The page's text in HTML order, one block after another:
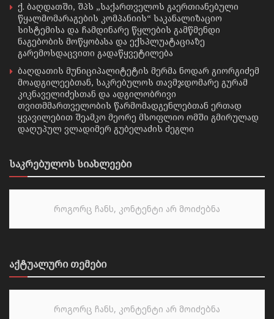
ქ. ბაღდათში, შპს „საქართველოს გაერთიანებული
წყალმომარაგების კომპანიის“ საკანალიზაციო
სისტემისა და ჩამდინარე წყლების გამწმენდი
ნაგებობის მოწყობასა და ექსპლუატაციაზე
გარემოსდაცვითი გადაწყვეტილება
ბაღდათის მუნიციპალიტეტის მერმა ნოდარ გიორგიძემ
მოადგილეებთან, საკრებულოს თავმჯდომარე გურამ
კიკნაველიძესთან და ადგილობრივი
თვითმმართველობის წარმომადგენლებთან ერთად
ყვავილებით შეამკო მეორე მსოფლიო ომში გმირულად
დაღუპულ ვლადიმერ გუბელაძის ძეგლი
საკრებულოს სიახლეები
როგორც ჩანს, კონტენტი არ მოიძებნა
აქტუალური თემები
როგორც ჩანს, კონტენტი არ მოიძებნა